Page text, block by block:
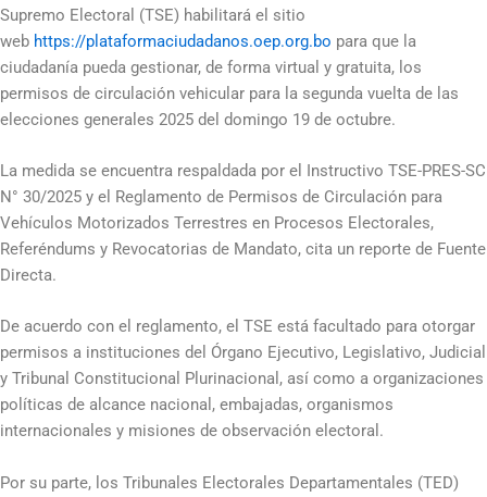
Supremo Electoral (TSE) habilitará el sitio
web https://plataformaciudadanos.oep.org.bo para que la
ciudadanía pueda gestionar, de forma virtual y gratuita, los
permisos de circulación vehicular para la segunda vuelta de las
elecciones generales 2025 del domingo 19 de octubre.
La medida se encuentra respaldada por el Instructivo TSE-PRES-SC
N° 30/2025 y el Reglamento de Permisos de Circulación para
Vehículos Motorizados Terrestres en Procesos Electorales,
Referéndums y Revocatorias de Mandato, cita un reporte de Fuente
Directa.
De acuerdo con el reglamento, el TSE está facultado para otorgar
permisos a instituciones del Órgano Ejecutivo, Legislativo, Judicial
y Tribunal Constitucional Plurinacional, así como a organizaciones
políticas de alcance nacional, embajadas, organismos
internacionales y misiones de observación electoral.
Por su parte, los Tribunales Electorales Departamentales (TED)